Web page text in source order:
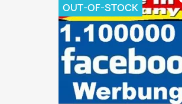
OUT-OF-STOCK